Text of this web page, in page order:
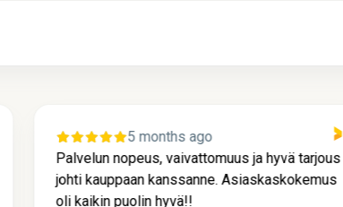
5 months ago
Palvelun nopeus, vaivattomuus ja hyvä tarjous
johti kauppaan kanssanne. Asiaskaskokemus
oli kaikin puolin hyvä!!